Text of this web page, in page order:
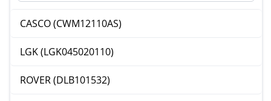
CASCO (CWM12110AS)
LGK (LGK045020110)
ROVER (DLB101532)